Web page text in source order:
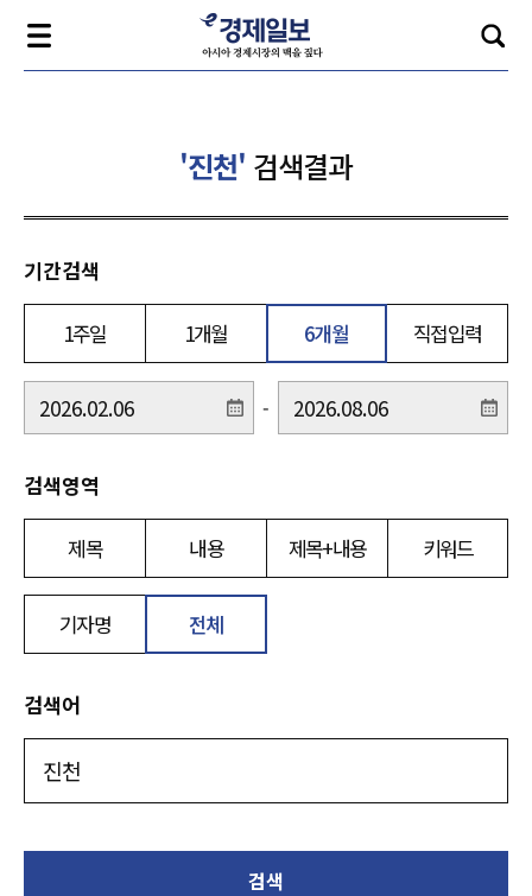
'진천' 검색결과
기간검색
1주일 1개월 6개월 직접입력
-
검색영역
제목 내용 제목+내용 키워드
기자명 전체
검색어
검색